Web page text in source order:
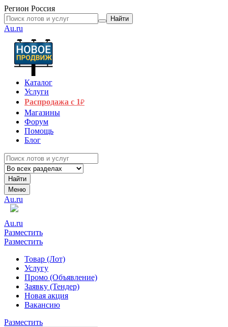
Регион Россия
Найти
Au.ru
Каталог
Услуги
Распродажа с 1₽
Магазины
Форум
Помощь
Блог
Найти
Меню
Au.ru
Au.ru
Разместить
Разместить
Товар (Лот)
Услугу
Промо (Объявление)
Заявку (Тендер)
Новая акция
Вакансию
Разместить